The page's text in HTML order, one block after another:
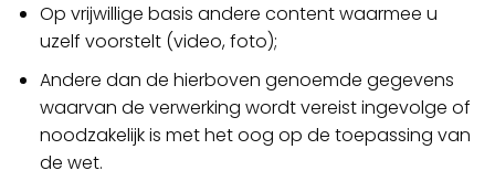
Op vrijwillige basis andere content waarmee u
uzelf voorstelt (video, foto);
Andere dan de hierboven genoemde gegevens
waarvan de verwerking wordt vereist ingevolge of
noodzakelijk is met het oog op de toepassing van
de wet.